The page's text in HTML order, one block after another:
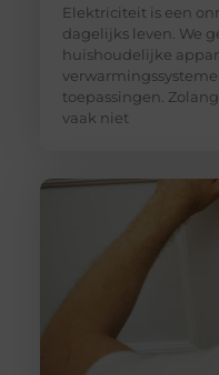
Elektriciteit is een
dagelijks leven. We
huishoudelijke
toepassingen.
vaak niet